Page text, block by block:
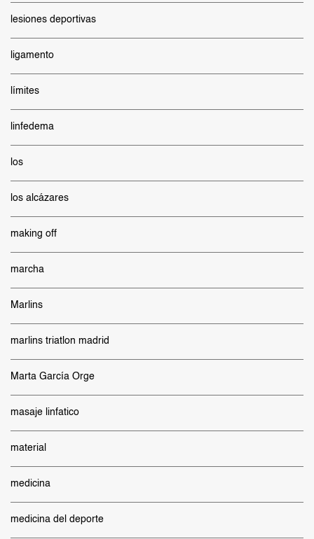
lesiones deportivas
ligamento
límites
linfedema
los
los alcázares
making off
marcha
Marlins
marlins triatlon madrid
Marta García Orge
masaje linfatico
material
medicina
medicina del deporte